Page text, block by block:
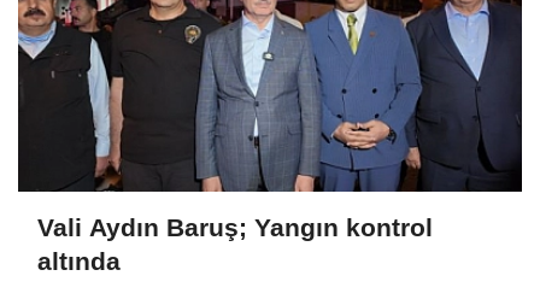
Vali Aydın Baruş; Yangın kontrol
altında